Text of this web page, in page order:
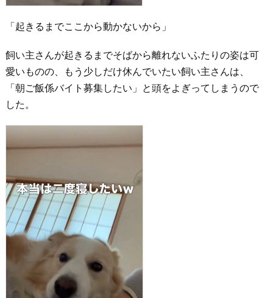
「起きるまでここから動かないから」
飼い主さんが起きるまでそばから離れないふたりの姿は可
愛いものの、もう少しだけ休んでいたい飼い主さんは、
「朝ご飯係バイト募集したい」と頭をよぎってしまうので
した。